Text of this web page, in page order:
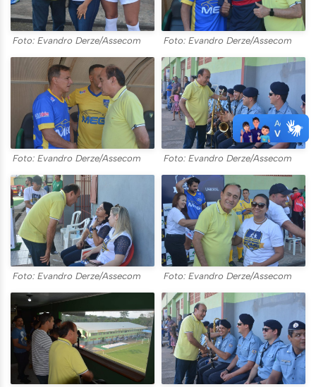
Foto: Evandro Derze/Assecom Foto: Evandro Derze/Assecom
Foto: Evandro Derze/Assecom Foto: Evandro Derze/Assecom
Foto: Evandro Derze/Assecom Foto: Evandro Derze/Assecom